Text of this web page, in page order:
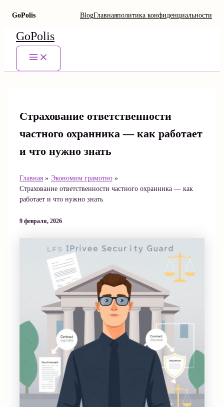
GoPolis BlogГлавнаяполитика конфиденциальности
Перейти
содержимому
GoPolis
Main
Страхование ответственности
частного охранника — как работает
и что нужно знать
Главная
Экономим грамотно
Страхование ответственности частного охранника — как
работает и что нужно знать
9 февраля, 2026